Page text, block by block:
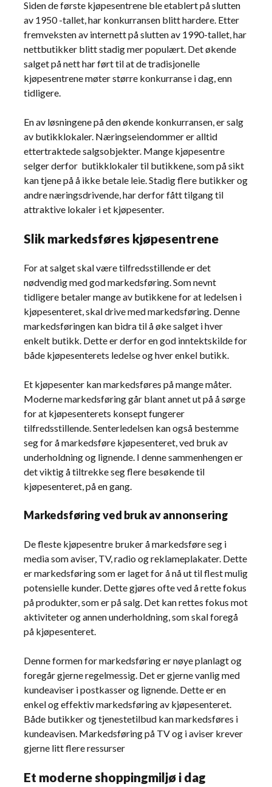
Siden de første kjøpesentrene ble etablert på slutten
av 1950 -tallet, har konkurransen blitt hardere. Etter
fremveksten av internett på slutten av 1990-tallet, har
nettbutikker blitt stadig mer populært. Det økende
salget på nett har ført til at de tradisjonelle
kjøpesentrene møter større konkurranse i dag, enn
tidligere.
En av løsningene på den økende konkurransen, er salg
av butikklokaler. Næringseiendommer er alltid
ettertraktede salgsobjekter. Mange kjøpesentre
selger derfor butikklokaler til butikkene, som på sikt
kan tjene på å ikke betale leie. Stadig flere butikker og
andre næringsdrivende, har derfor fått tilgang til
attraktive lokaler i et kjøpesenter.
Slik markedsføres kjøpesentrene
For at salget skal være tilfredsstillende er det
nødvendig med god markedsføring. Som nevnt
tidligere betaler mange av butikkene for at ledelsen i
kjøpesenteret, skal drive med markedsføring. Denne
markedsføringen kan bidra til å øke salget i hver
enkelt butikk. Dette er derfor en god inntektskilde for
både kjøpesenterets ledelse og hver enkel butikk.
Et kjøpesenter kan markedsføres på mange måter.
Moderne markedsføring går blant annet ut på å sørge
for at kjøpesenterets konsept fungerer
tilfredsstillende. Senterledelsen kan også bestemme
seg for å markedsføre kjøpesenteret, ved bruk av
underholdning og lignende. I denne sammenhengen er
det viktig å tiltrekke seg flere besøkende til
kjøpesenteret, på en gang.
Markedsføring ved bruk av annonsering
De fleste kjøpesentre bruker å markedsføre seg i
media som aviser, TV, radio og reklameplakater. Dette
er markedsføring som er laget for å nå ut til flest mulig
potensielle kunder. Dette gjøres ofte ved å rette fokus
på produkter, som er på salg. Det kan rettes fokus mot
aktiviteter og annen underholdning, som skal foregå
på kjøpesenteret.
Denne formen for markedsføring er nøye planlagt og
foregår gjerne regelmessig. Det er gjerne vanlig med
kundeaviser i postkasser og lignende. Dette er en
enkel og effektiv markedsføring av kjøpesenteret.
Både butikker og tjenestetilbud kan markedsføres i
kundeavisen. Markedsføring på TV og i aviser krever
gjerne litt flere ressurser
Et moderne shoppingmiljø i dag